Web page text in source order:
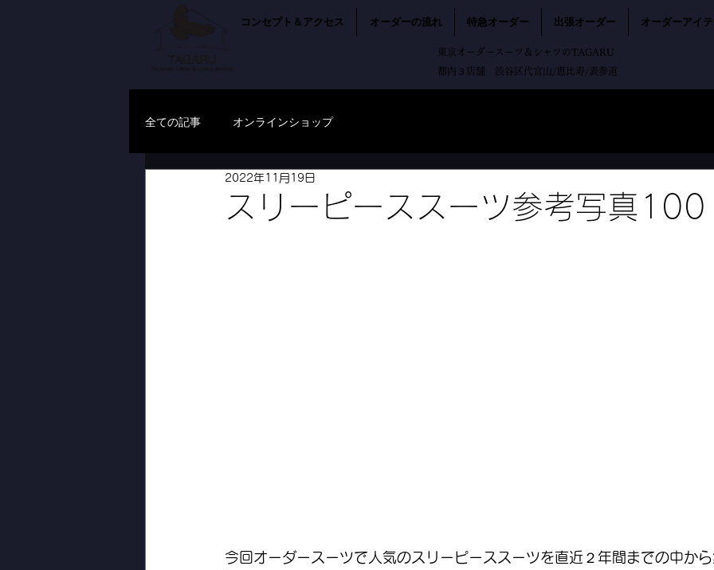
コンセプト＆アクセス オーダーの流れ 特急オーダー 出張オーダー オーダーアイ
東京オーダースーツ＆シャツのTAGARU
都内３店舗 渋谷区代官山/恵比寿/表参道
全ての記事 オンラインショップ
スリーピーススーツ参考写真100
2022年11月19日
今回オーダースーツで人気のスリーピーススーツを直近２年間までの中か